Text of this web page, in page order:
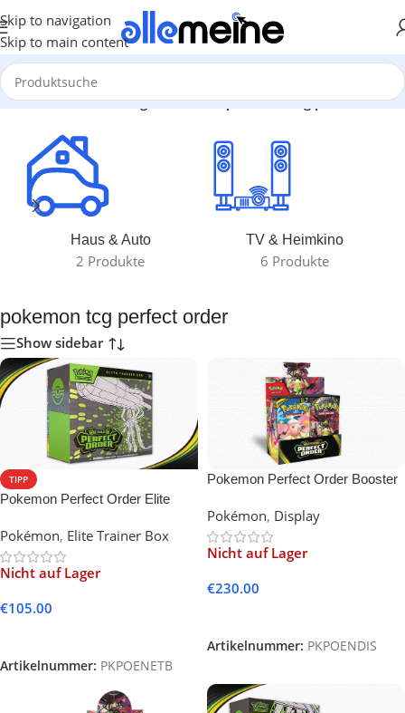
Skip to navigation
Skip to main content
/Produkte verschlagwortet mit „pokemon tcg perfect order“
Haus & Auto
2 Produkte
TV & Heimkino
6 Produkte
pokemon tcg perfect order
Show sidebar
TIPP
Pokemon Perfect Order Elite
Pokémon, Elite Trainer Box
Nicht auf Lager
€105.00
Artikelnummer: PKPOENETB
Pokemon Perfect Order Booster
Pokémon, Display
Nicht auf Lager
€230.00
Artikelnummer: PKPOENDIS